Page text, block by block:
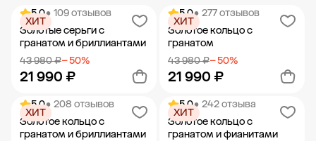
5.0• 109 отзывов
Золотые серьги с
гранатом и бриллиантами
43 980 ₽− 50%
21 990 ₽
ХИТ
Добавить в корзину
5.0• 277 отзывов
Золотое кольцо с
гранатом
43 980 ₽− 50%
21 990 ₽
ХИТ
Добавить в корзину
5.0• 208 отзывов
Золотое кольцо с
гранатом и бриллиантами
ХИТ
5.0• 242 отзыва
Золотое кольцо с
гранатом и фианитами
ХИТ